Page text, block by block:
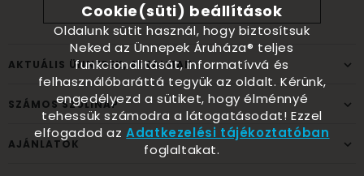
AKTUÁLIS ÜNNEPEK, ALKALMAK
SZÁMOS SZÜLINAP
AJÁNLATOK
Cookie(süti) beállítások
Oldalunk sütit használ, hogy biztosítsuk
Neked az Ünnepek Áruháza® teljes
funkcionalitását, informatívvá és
felhasználóbaráttá tegyük az oldalt. Kérünk,
engedélyezd a sütiket, hogy élménnyé
tehessük számodra a látogatásodat! Ezzel
elfogadod azAdatkezelési tájékoztatóban
foglaltakat.